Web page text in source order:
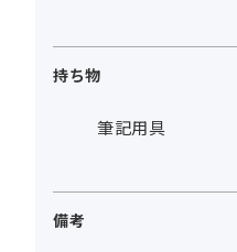
持ち物
筆記用具
備考